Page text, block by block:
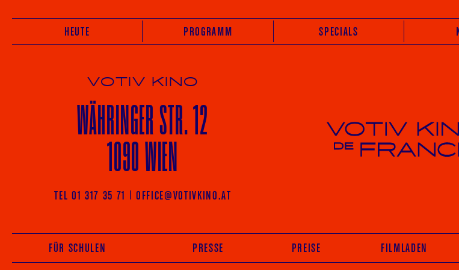
HEUTE PROGRAMM SPECIALS
VOTIV KINO
WÄHRINGERSTR. 12
1090 WIEN
TEL 01 317 35 71 | OFFICE@VOTIVKINO.AT
Votiv Kino und Kino De France in
FÜR SCHULEN PRESSE PREISE FILMLADEN